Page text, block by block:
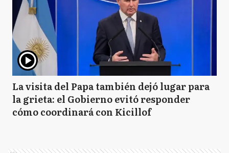
La visita del Papa también dejó lugar para
la grieta: el Gobierno evitó responder
cómo coordinará con Kicillof